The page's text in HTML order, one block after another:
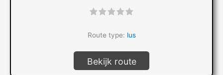
Route type: lus
Bekijk route